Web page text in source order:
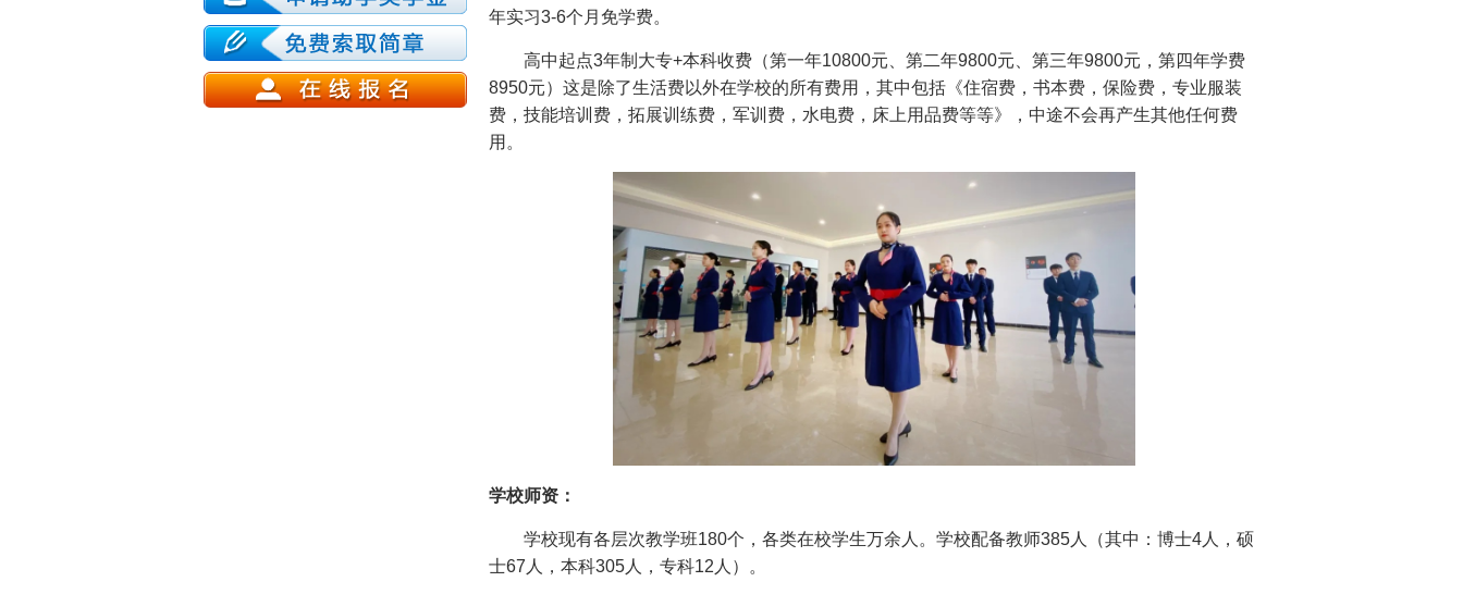
年实习3-6个月免学费。
高中起点3年制大专+本科收费（第一年10800元、第二年9800元、第三年9800元，第四年学费
8950元）这是除了生活费以外在学校的所有费用，其中包括《住宿费，书本费，保险费，专业服装
费，技能培训费，拓展训练费，军训费，水电费，床上用品费等等》，中途不会再产生其他任何费
用。
学校师资：
学校现有各层次教学班180个，各类在校学生万余人。学校配备教师385人（其中：博士4人，硕
士67人，本科305人，专科12人）。